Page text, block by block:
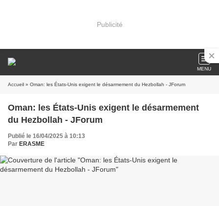
Publicité
MENU
Accueil » Oman: les États-Unis exigent le désarmement du Hezbollah - JForum
Oman: les États-Unis exigent le désarmement
du Hezbollah - JForum
Publié le 16/04/2025 à 10:13
Par ERASME